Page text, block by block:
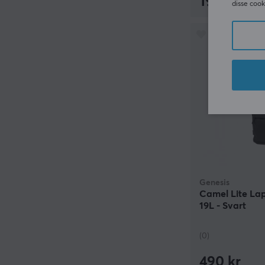
Genesis
Camel Lite
19L - Svart
(0)
490 kr
disse